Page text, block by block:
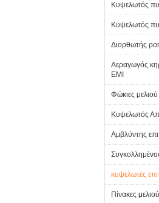
Κυψελωτός
Κυψελωτός
Διορθωτής
Αεραγωγός
EMI
Φώκιες μελιού
Κυψελωτός
Αμβλύντης
κυψελωτές
Πίνακες